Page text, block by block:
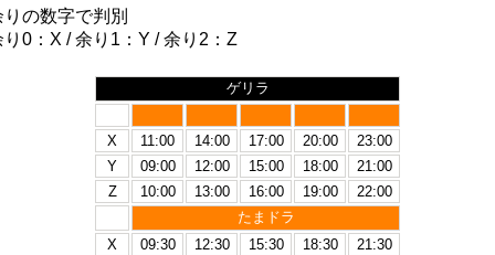
りの数字で判別
り0：X / 余り1：Y / 余り2：Z
ゲリラ
X 11:00 14:00 17:00 20:00
23:00
Y
09:00 12:00 15:00 18:00
21:00
Z
10:00 13:00 16:00 19:00
22:00
たまドラ
X
09:30 12:30 15:30 18:30
21:30